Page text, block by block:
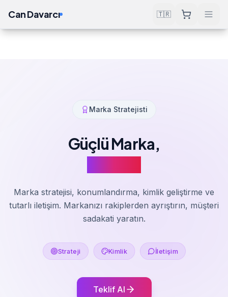
Can Davarcı 🇹🇷
Marka Stratejisti
Güçlü Marka,
Marka stratejisi, konumlandırma, kimlik geliştirme ve
tutarlı iletişim. Markanızı rakiplerden ayrıştırın, müşteri
sadakati yaratın.
Strateji Kimlik İletişim
Teklif Al